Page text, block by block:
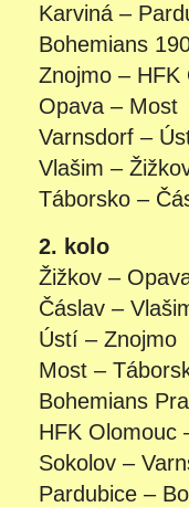
Karviná –
Bohemians
Znojmo – HFK
Opava – Most
Varnsdorf –
Vlašim –
Táborsko –
2. kolo
Žižkov –
Čáslav –
Ústí – Znojmo
Most –
Bohemians
HFK Olomouc
Sokolov –
Pardubice –